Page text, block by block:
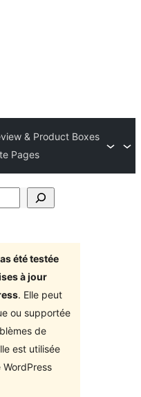
& Product Boxes
Pages
été testée
à jour
. Elle peut
ou supportée
de
est utilisée